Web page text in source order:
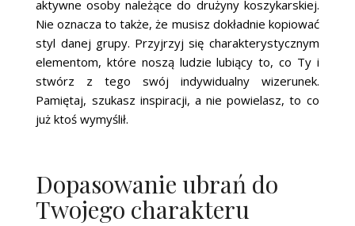
aktywne osoby należące do drużyny koszykarskiej.
Nie oznacza to także, że musisz dokładnie kopiować
styl danej grupy. Przyjrzyj się charakterystycznym
elementom, które noszą ludzie lubiący to, co Ty i
stwórz z tego swój indywidualny wizerunek.
Pamiętaj, szukasz inspiracji, a nie powielasz, to co
już ktoś wymyślił.
Dopasowanie ubrań do
Twojego charakteru